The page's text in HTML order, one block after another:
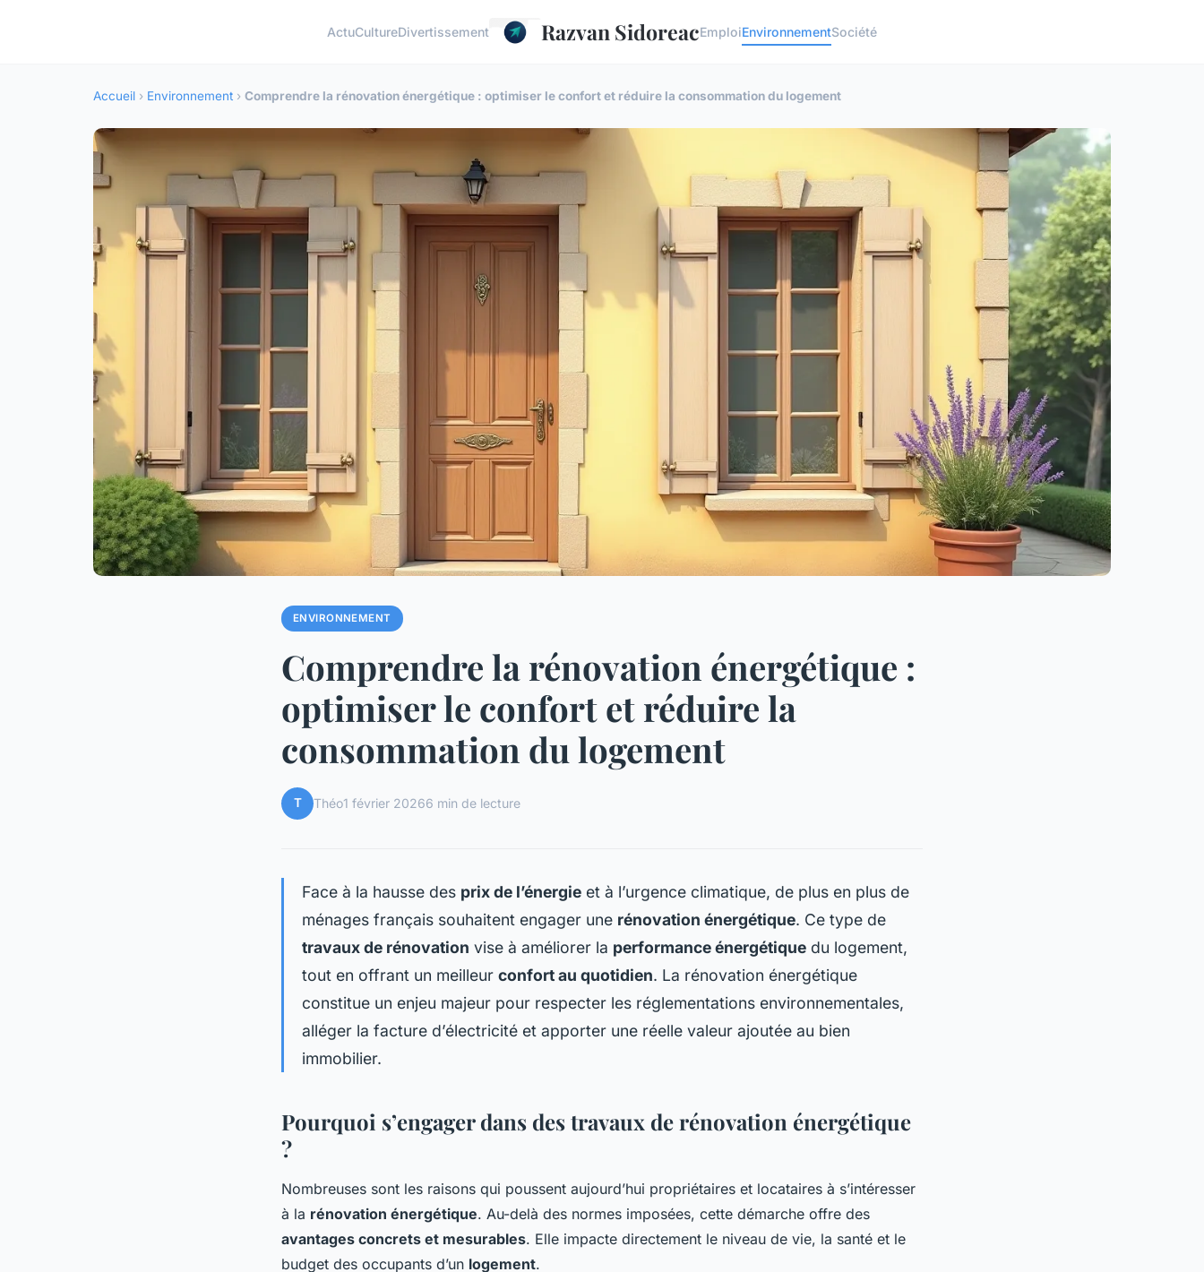
ActuCultureDivertissement Razvan SidoreacEmploiEnvironnementSociété
Accueil › Environnement › Comprendre la rénovation énergétique : optimiser le confort et réduire la consommation du logement
ENVIRONNEMENT
Comprendre la rénovation énergétique :
optimiser le confort et réduire la
consommation du logement
T Théo1 février 20266 min de lecture
Face à la hausse des prix de l’énergie et à l’urgence climatique, de plus en plus de
ménages français souhaitent engager une rénovation énergétique. Ce type de
travaux de rénovation vise à améliorer la performance énergétique du logement,
tout en offrant un meilleur confort au quotidien. La rénovation énergétique
constitue un enjeu majeur pour respecter les réglementations environnementales,
alléger la facture d’électricité et apporter une réelle valeur ajoutée au bien
immobilier.
Pourquoi s’engager dans des travaux de rénovation énergétique
?
Nombreuses sont les raisons qui poussent aujourd’hui propriétaires et locataires à s’intéresser
à la rénovation énergétique. Au-delà des normes imposées, cette démarche offre des
avantages concrets et mesurables. Elle impacte directement le niveau de vie, la santé et le
budget des occupants d’un logement.